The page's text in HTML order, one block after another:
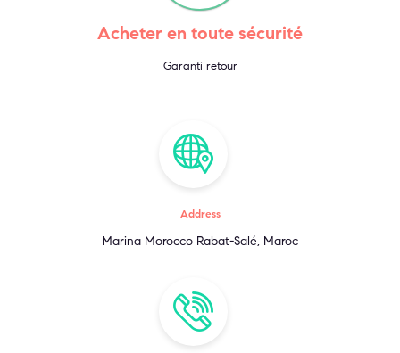
Acheter en toute sécurité
Garanti retour
Address
Marina Morocco Rabat-Salé, Maroc